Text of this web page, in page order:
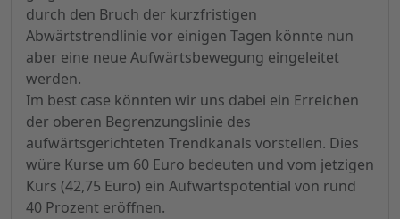
durch den Bruch der kurzfristigen
Abwärtstrendlinie vor einigen Tagen könnte nun
aber eine neue Aufwärtsbewegung eingeleitet
werden.
Im best case könnten wir uns dabei ein Erreichen
der oberen Begrenzungslinie des
aufwärtsgerichteten Trendkanals vorstellen. Dies
würe Kurse um 60 Euro bedeuten und vom jetzigen
Kurs (42,75 Euro) ein Aufwärtspotential von rund
40 Prozent eröffnen.